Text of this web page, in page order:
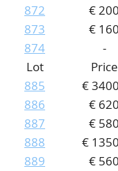
872
€ 200
873
€ 160
874
-
Lot
Price
885
€
886
€ 620
887
€ 580
888
€
889
€ 560